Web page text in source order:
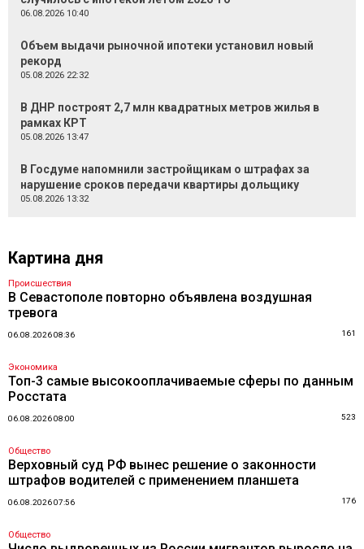
06.08.2026 10:40
Объем выдачи рыночной ипотеки установил новый
рекорд
05.08.2026 22:32
В ДНР построят 2,7 млн квадратных метров жилья в
рамках КРТ
05.08.2026 13:47
В Госдуме напомнили застройщикам о штрафах за
нарушение сроков передачи квартиры дольщику
05.08.2026 13:32
Картина дня
Происшествия
В Севастополе повторно объявлена воздушная
тревога
06.08.2026 08:36 161
Экономика
Топ-3 самые высокооплачиваемые сферы по данным
Росстата
06.08.2026 08:00 523
Общество
Верховный суд РФ вынес решение о законности
штрафов водителей с применением планшета
06.08.2026 07:56 176
Общество